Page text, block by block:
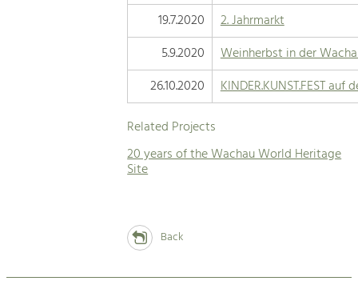
19.7.2020
2. Jahrmarkt
5.9.2020
Weinherbst in der
26.10.2020
KINDER.KUNST.FEST
Related Projects
20 years of the Wachau World Heritage
Site
Back